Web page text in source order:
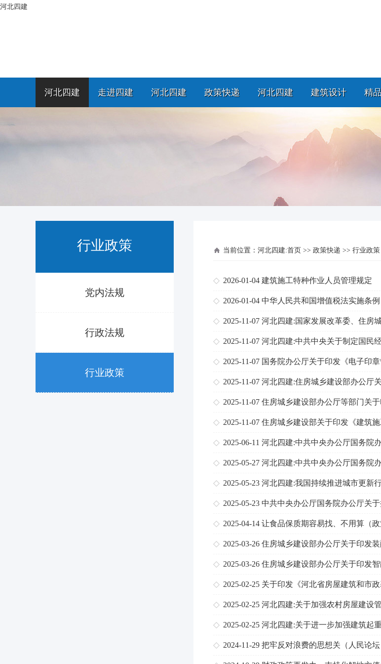
河北四建
河北四建 走进四建 河北四建 政策快递 河北四建 建筑设计 精
行业政策
党内法规
行政法规
行业政策
当前位置： 河北四建:首页 >> 政策快递 >> 行业政策
2026-01-04 建筑施工特种作业人员管理规定
2026-01-04 中华人民共和国增值税法实施条例
2025-11-07 河北四建:国家发展改革委、住房
计划》
2025-11-07 河北四建:中共中央关于制定国民
2025-11-07 国务院办公厅关于印发《电子印
2025-11-07 河北四建:住房城乡建设部办公厅
2025-11-07 住房城乡建设部办公厅等部门关
基础设施建设打造韧性城市的意见〉行动方
2025-11-07 住房城乡建设部关于印发《建筑
法》的通知
2025-06-11 河北四建:中共中央办公厅国务院
2025-05-27 河北四建:中共中央办公厅国务院
2025-05-23 河北四建:我国持续推进城市更新
威发布）
2025-05-23 中共中央办公厅国务院办公厅关
2025-04-14 让食品保质期容易找、不用算（政
2025-03-26 住房城乡建设部办公厅关于印发
2025-03-26 住房城乡建设部办公厅关于印发
2025-02-25 关于印发《河北省房屋建筑和市
2025-02-25 河北四建:关于加强农村房屋建设
2025-02-25 河北四建:关于进一步加强建筑起
2024-11-29 把牢反对浪费的思想关（人民论坛